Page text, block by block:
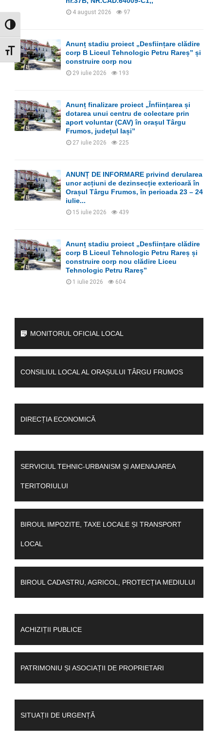
GLISOR NIVEL CONTRAST
GLISOR MĂRIME FONT
4 august 2026 97
Anunț stadiu proiect „Desființare clădire
corp B Liceul Tehnologic Petru Rareș” și
construire corp nou
29 iulie 2026 193
Anunț finalizare proiect „Înființarea și
dotarea unui centru de colectare prin
aport voluntar (CAV) în orașul Târgu
Frumos, județul Iași”
27 iulie 2026 225
ANUNȚ DE INFORMARE privind derularea
unor acțiuni de dezinsecție exterioară în
Orașul Târgu Frumos, în perioada 23 – 24
iulie...
15 iulie 2026 439
Anunț stadiu proiect „Desființare clădire
corp B Liceul Tehnologic Petru Rareș și
construire corp nou clădire Liceu
Tehnologic Petru Rareș”
1 iulie 2026 604
MONITORUL OFICIAL LOCAL
CONSILIUL LOCAL AL ORAȘULUI TÂRGU FRUMOS
DIRECȚIA ECONOMICĂ
SERVICIUL TEHNIC-URBANISM ȘI AMENAJAREA
TERITORIULUI
BIROUL IMPOZITE, TAXE LOCALE ȘI TRANSPORT
LOCAL
BIROUL CADASTRU, AGRICOL, PROTECȚIA MEDIULUI
ACHIZIȚII PUBLICE
PATRIMONIU ȘI ASOCIAȚII DE PROPRIETARI
SITUAȚII DE URGENȚĂ